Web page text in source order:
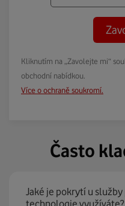
Kliknutím na „Zavolejte mi“
obchodní nabídkou.
Více o ochraně soukromí.
Často
Jaké je pokrytí u
technologie využíváte?